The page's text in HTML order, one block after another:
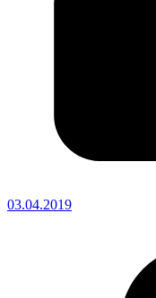
03.04.2019